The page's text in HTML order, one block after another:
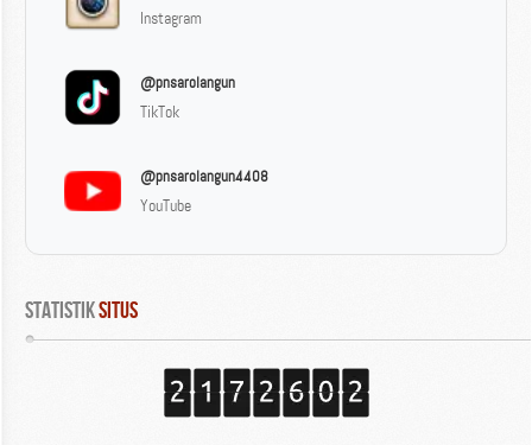
Instagram
@pnsarolangun
TikTok
@pnsarolangun4408
YouTube
Statistik Situs